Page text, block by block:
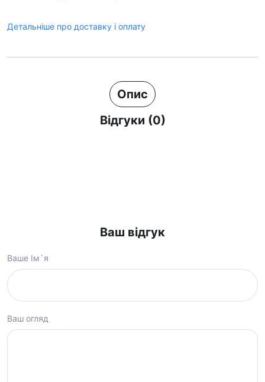
Детальніше про доставку і оплату
Опис
Відгуки (0)
Ваш відгук
Ваше Ім`я
Ваш огляд